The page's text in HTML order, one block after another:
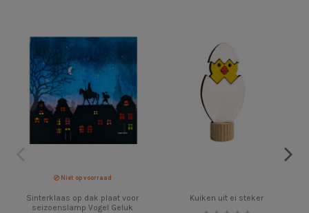
Niet op voorraad
Sinterklaas op dak plaat voor
seizoenslamp Vogel Geluk
Kuiken uit ei steker